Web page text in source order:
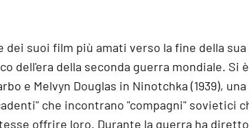
dei suoi film più amati verso la fine della
dell'era della seconda guerra mondiale. Si
e Melvyn Douglas in Ninotchka (1939),
che incontrano "compagni" sovietici
offrire loro. Durante la guerra ha